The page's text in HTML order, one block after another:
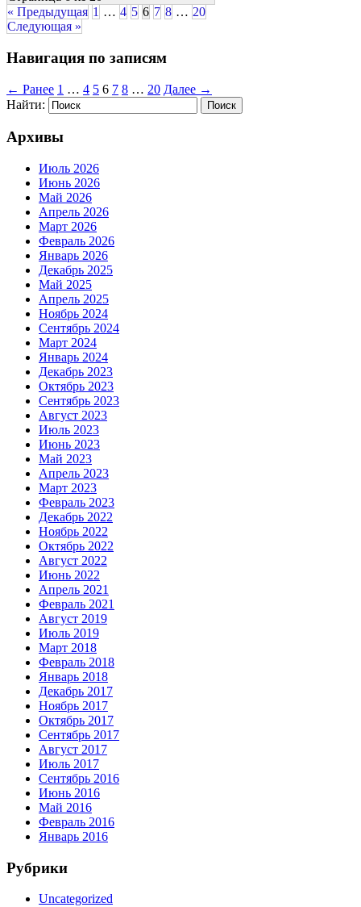
« Предыдущая 1 … 4 5 6 7 8 … 20
Следующая »
Навигация по записям
← Ранее 1 … 4 5 6 7 8 … 20 Далее →
Найти:
Архивы
Июль 2026
Июнь 2026
Май 2026
Апрель 2026
Март 2026
Февраль 2026
Январь 2026
Декабрь 2025
Май 2025
Апрель 2025
Ноябрь 2024
Сентябрь 2024
Март 2024
Январь 2024
Декабрь 2023
Октябрь 2023
Сентябрь 2023
Август 2023
Июль 2023
Июнь 2023
Май 2023
Апрель 2023
Март 2023
Февраль 2023
Декабрь 2022
Ноябрь 2022
Октябрь 2022
Август 2022
Июнь 2022
Апрель 2021
Февраль 2021
Август 2019
Июль 2019
Март 2018
Февраль 2018
Январь 2018
Декабрь 2017
Ноябрь 2017
Октябрь 2017
Сентябрь 2017
Август 2017
Июль 2017
Сентябрь 2016
Июнь 2016
Май 2016
Февраль 2016
Январь 2016
Рубрики
Uncategorized